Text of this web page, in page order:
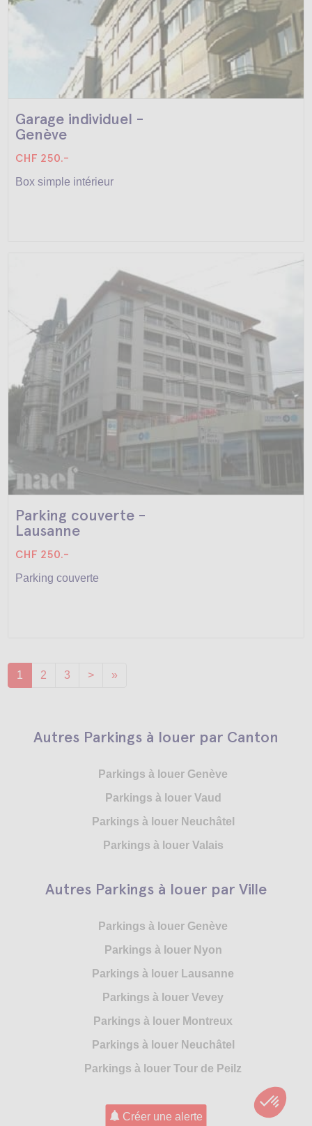
Garage individuel -
Genève
CHF 250.-
Box simple intérieur
Parking couverte -
Lausanne
CHF 250.-
Parking couverte
1 2 3 > »
Créer une alerte
Autres Parkings à louer par Canton
Parkings à louer Genève
Parkings à louer Vaud
Parkings à louer Neuchâtel
Parkings à louer Valais
Autres Parkings à louer par Ville
Parkings à louer Genève
Parkings à louer Nyon
Parkings à louer Lausanne
Parkings à louer Vevey
Parkings à louer Montreux
Parkings à louer Neuchâtel
Parkings à louer Tour de Peilz